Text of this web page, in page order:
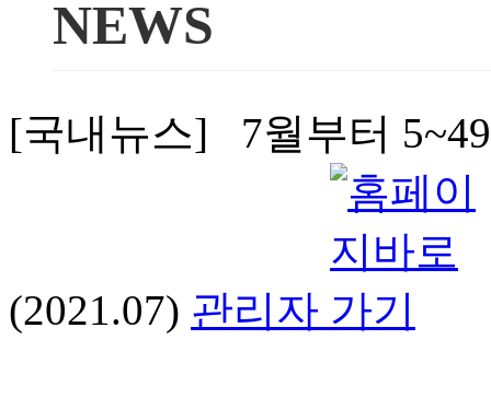
NEWS
[국내뉴스] 7월부터
(2021.07) 관리자